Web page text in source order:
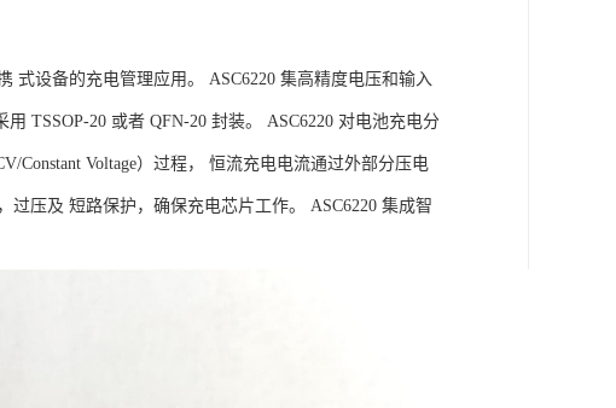
式设备的充电管理应用。 ASC6220 集高精度电压和输入
TSSOP-20 或者 QFN-20 封装。 ASC6220 对电池充电分
Constant Voltage）过程， 恒流充电电流通过外部分压电
压及 短路保护，确保充电芯片工作。 ASC6220 集成智